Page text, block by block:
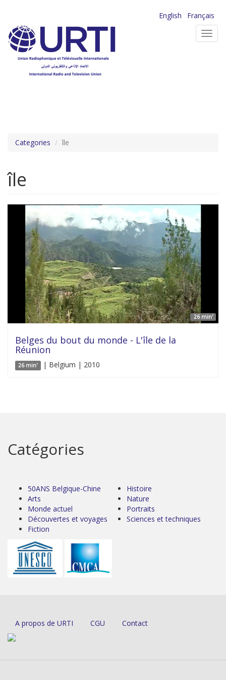
contenu
principal
English
Français
Categories île
île
26 min'
Belges du bout du monde - L'île de la
Réunion
26 min' | Belgium | 2010
Catégories
50ANS Belgique-Chine
Arts
Monde actuel
Découvertes et voyages
Fiction
Histoire
Nature
Portraits
Sciences et techniques
A propos de URTI CGU Contact